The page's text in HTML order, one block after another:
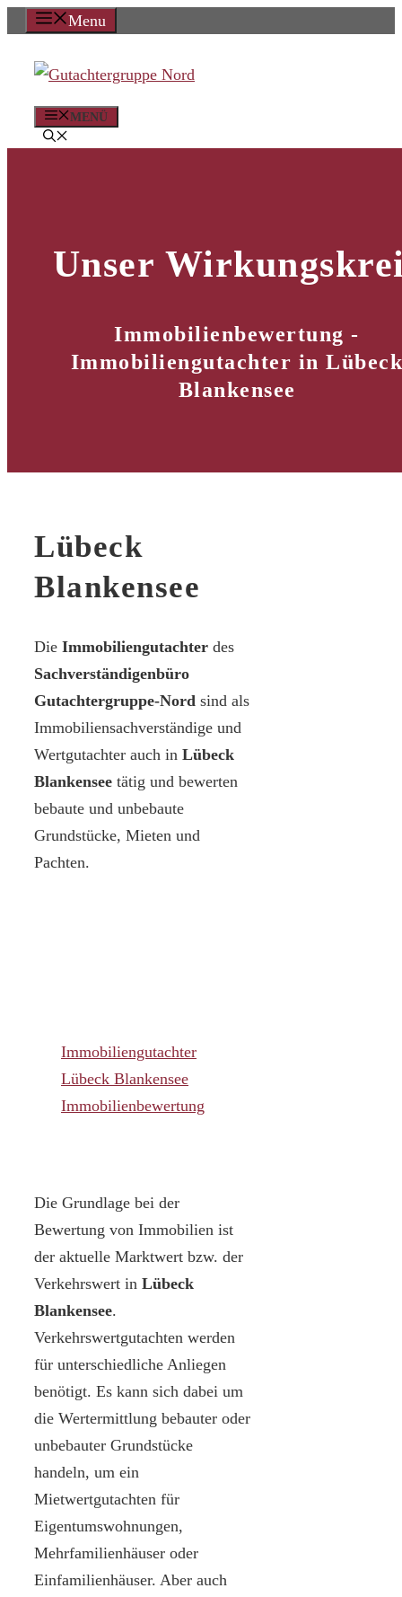
Zum
springen
Menu
MENÜ
Unser
Immobilienbewertung -
Immobiliengutachter in
Blankensee
Lübeck
Blankensee
Die Immobiliengutachter des
Sachverständigenbüro
Gutachtergruppe-Nord sind als
Immobiliensachverständige und
Wertgutachter auch in Lübeck
Blankensee tätig und bewerten
bebaute und unbebaute
Grundstücke, Mieten und
Pachten.
Immobiliengutachter
Lübeck Blankensee
Immobilienbewertung
Die Grundlage bei der
Bewertung von Immobilien ist
der aktuelle Marktwert bzw. der
Verkehrswert in Lübeck
Blankensee.
Verkehrswertgutachten werden
für unterschiedliche Anliegen
benötigt. Es kann sich dabei um
die Wertermittlung bebauter oder
unbebauter Grundstücke
handeln, um ein
Mietwertgutachten für
Eigentumswohnungen,
Mehrfamilienhäuser oder
Einfamilienhäuser. Aber auch